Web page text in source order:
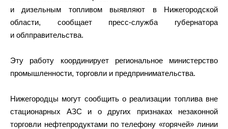
и дизельным топливом выявляют в Нижегородской
области, сообщает пресс-служба губернатора
и облправительства.
Эту работу координирует региональное министерство
промышленности, торговли и предпринимательства.
Нижегородцы могут сообщить о реализации топлива вне
стационарных АЗС и о других признаках незаконной
торговли нефтепродуктами по телефону «горячей» линии